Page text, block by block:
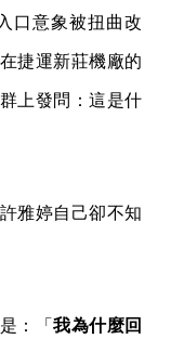
口意象被扭曲改
捷運新莊機廠的
上發問：這是什
雅婷自己卻不知
：「我為什麼回